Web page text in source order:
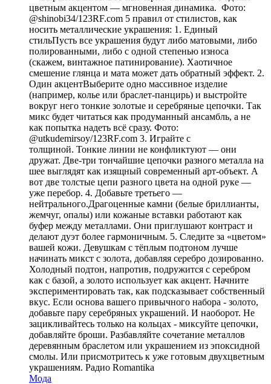
цветным акцентом — мгновенная динамика. Фото:
@shinobi34/123RF.com 5 правил от стилистов, как
носить металлические украшения: 1. Единый
стильПусть все украшения будут либо матовыми, либо
полированными, либо с одной степенью износа
(скажем, винтажное патинирование). Хаотичное
смешение глянца и мата может дать обратный эффект. 2.
Один акцентВыберите одно массивное изделие
(например, колье или браслет-панцирь) и выстройте
вокруг него тонкие золотые и серебряные цепочки. Так
микс будет читаться как продуманный ансамбль, а не
как попытка надеть всё сразу. Фото:
@utkudemirsoy/123RF.com 3. Играйте с
толщиной. Тонкие линии не конфликтуют — они
дружат. Две-три тончайшие цепочки разного металла на
шее выглядят как изящный современный арт-объект. А
вот две толстые цепи разного цвета на одной руке —
уже перебор. 4. Добавьте третьего —
нейтрального.Драгоценные камни (белые бриллианты,
жемчуг, опалы) или кожаные вставки работают как
буфер между металлами. Они приглушают контраст и
делают дуэт более гармоничным. 5. Следите за «цветом»
вашей кожи. Девушкам с тёплым подтоном лучше
начинать микст с золота, добавляя серебро дозированно.
Холодный подтон, напротив, подружится с серебром
как с базой, а золото использует как акцент. Начните
экспериментировать так, как подсказывает собственный
вкус. Если основа вашего привычного набора - золото,
добавьте пару серебряных украшений. И наоборот. Не
зацикливайтесь только на кольцах - миксуйте цепочки,
добавляйте броши. Разбавляйте сочетание металлов
деревянным браслетом или украшением из эпоксидной
смолы. Или присмотритесь к уже готовым двухцветным
украшениям. Радио Romantika
Мода